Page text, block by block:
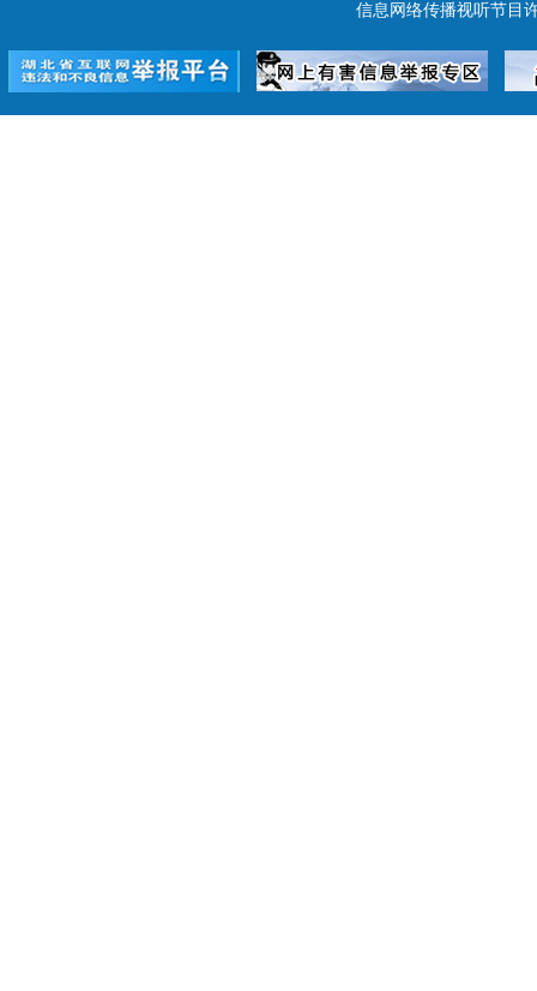
信息网络传播视听节目